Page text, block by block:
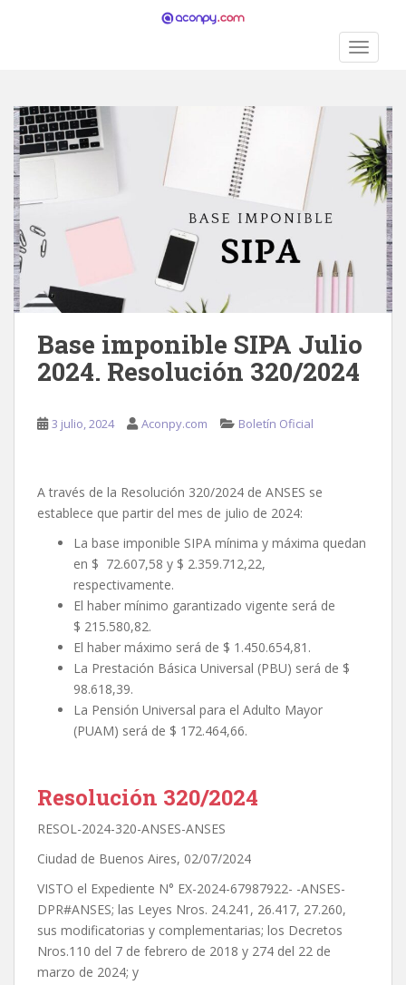
Base imponible SIPA Julio
2024. Resolución 320/2024
3 julio, 2024 Aconpy.com Boletín Oficial
A través de la Resolución 320/2024 de ANSES se
establece que partir del mes de julio de 2024:
La base imponible SIPA mínima y máxima quedan
en $ 72.607,58 y $ 2.359.712,22,
respectivamente.
El haber mínimo garantizado vigente será de
$ 215.580,82.
El haber máximo será de $ 1.450.654,81.
La Prestación Básica Universal (PBU) será de $
98.618,39.
La Pensión Universal para el Adulto Mayor
(PUAM) será de $ 172.464,66.
Resolución 320/2024
RESOL-2024-320-ANSES-ANSES
Ciudad de Buenos Aires, 02/07/2024
VISTO el Expediente N° EX-2024-67987922- -ANSES-
DPR#ANSES; las Leyes Nros. 24.241, 26.417, 27.260,
sus modificatorias y complementarias; los Decretos
Nros.110 del 7 de febrero de 2018 y 274 del 22 de
marzo de 2024; y